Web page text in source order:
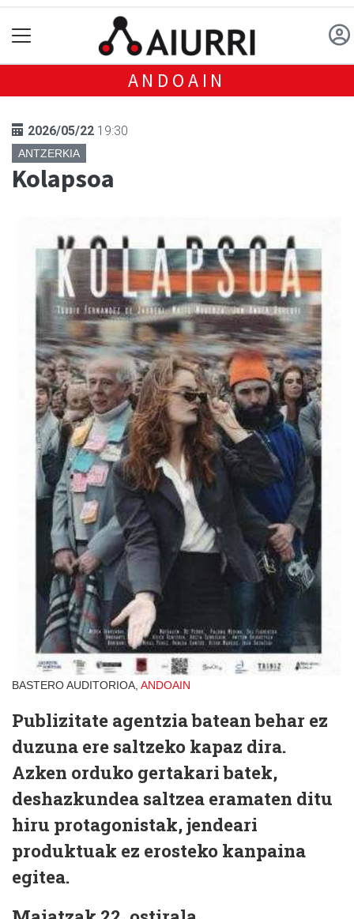
ANDOAIN
2026/05/22 19:30
ANTZERKIA
Kolapsoa
BASTERO AUDITORIOA, ANDOAIN
Publizitate agentzia batean behar ez
duzuna ere saltzeko kapaz dira.
Azken orduko gertakari batek,
deshazkundea saltzea eramaten ditu
hiru protagonistak, jendeari
produktuak ez erosteko kanpaina
egitea.